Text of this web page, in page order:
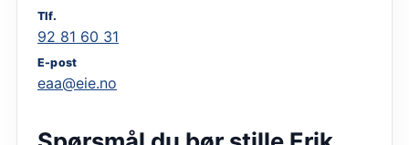
Tlf.
92 81 60 31
E-post
eaa@eie.no